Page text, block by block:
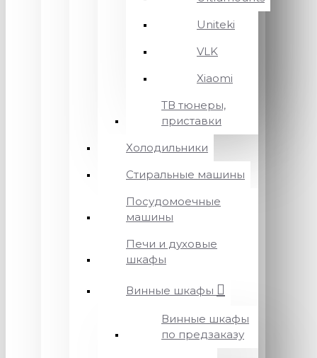
Uniteki
VLK
Xiaomi
ТВ тюнеры,
приставки
Холодильники
Стиральные машины
Посудомоечные
машины
Печи и духовые
шкафы
Винные шкафы
Винные шкафы
по предзаказу